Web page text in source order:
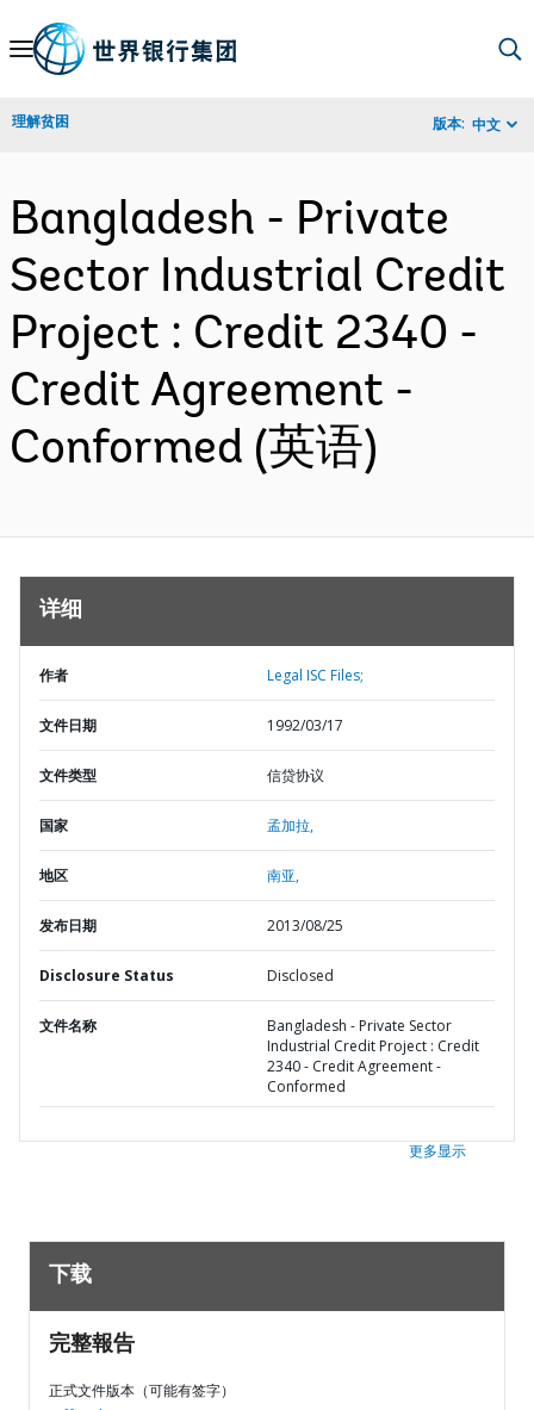
Skip
Navigation
理解贫困 版本: 中文
Bangladesh - Private
Sector Industrial Credit
Project : Credit 2340 -
Credit Agreement -
Conformed (英语)
详细
作者 Legal ISC Files;
文件日期 1992/03/17
文件类型 信贷协议
国家 孟加拉,
地区 南亚,
发布日期 2013/08/25
Disclosure Status Disclosed
文件名称
Bangladesh - Private Sector
Industrial Credit Project : Credit
2340 - Credit Agreement -
Conformed
更多显示
下载
完整報告
正式文件版本（可能有签字）